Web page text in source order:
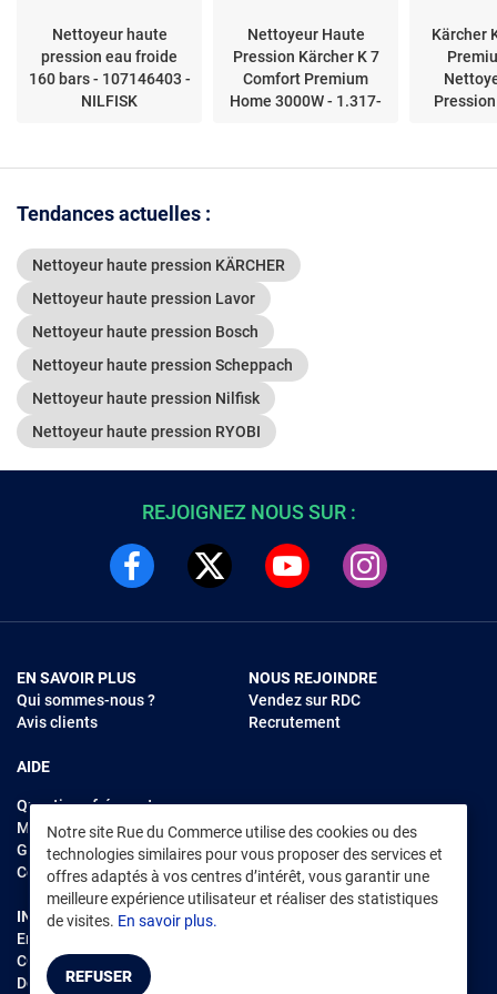
Nettoyeur haute
pression eau froide
160 bars - 107146403 -
NILFISK
Nettoyeur Haute
Pression Kärcher K 7
Comfort Premium
Home 3000W - 1.317-
Kärcher
Tendances actuelles :
Nettoyeur haute pression KÄRCHER
Nettoyeur haute pression Lavor
Nettoyeur haute pression Bosch
Nettoyeur haute pression Scheppach
Nettoyeur haute pression Nilfisk
Nettoyeur haute pression RYOBI
Notre site Rue du Commerce utilise des cookies ou des
technologies similaires pour vous proposer des services et
offres adaptés à vos centres d’intérêt, vous garantir une
meilleure expérience utilisateur et réaliser des statistiques
de visites. En savoir plus.
REFUSER
REJOIGNEZ NOUS SUR :
EN SAVOIR PLUS
Qui sommes-nous ?
Avis clients
AIDE
Questions fréquentes
Modes de règlements
Garantie et retours
Contacter Rue du Commerce
NOUS REJOINDRE
Vendez sur RDC
Recrutement
INFORMATIONS LÉGALES
Environnement
CGV
/CGU Marketplace
Données personnelles